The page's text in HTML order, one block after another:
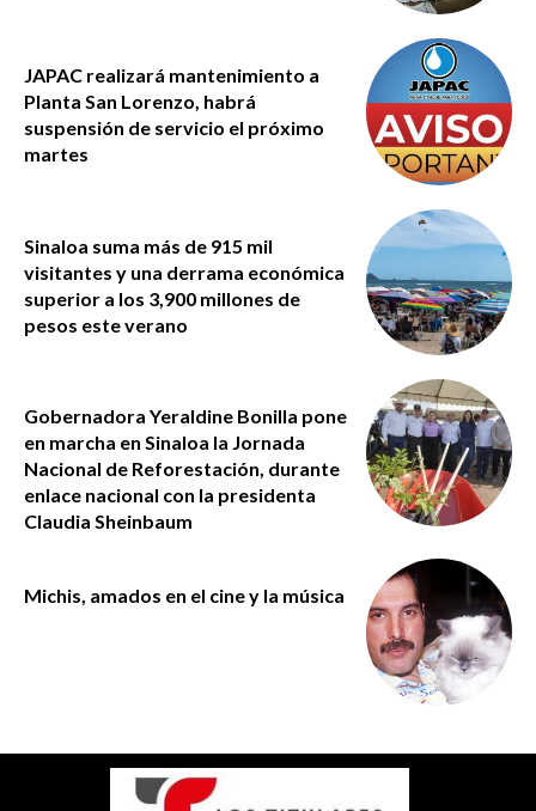
JAPAC realizará mantenimiento a
Planta San Lorenzo, habrá
suspensión de servicio el próximo
martes
Sinaloa suma más de 915 mil
visitantes y una derrama económica
superior a los 3,900 millones de
pesos este verano
Gobernadora Yeraldine Bonilla pone
en marcha en Sinaloa la Jornada
Nacional de Reforestación, durante
enlace nacional con la presidenta
Claudia Sheinbaum
Michis, amados en el cine y la música